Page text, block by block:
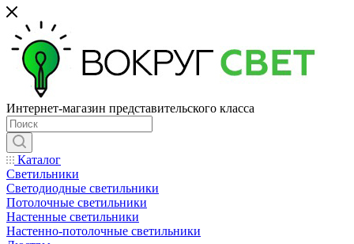
Интернет-магазин представительского класса
Каталог
Светильники
Светодиодные светильники
Потолочные светильники
Настенные светильники
Настенно-потолочные светильники